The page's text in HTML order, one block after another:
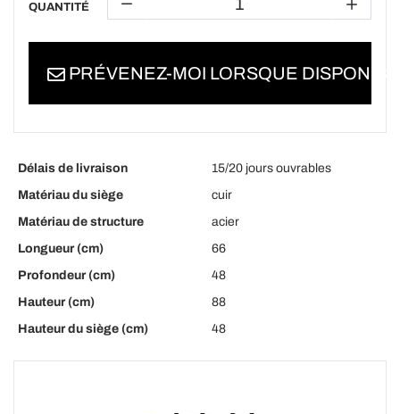
QUANTITÉ
PRÉVENEZ-MOI LORSQUE
Délais de livraison
15/20 jours ouvrables
Matériau du siège
cuir
Matériau de structure
acier
Longueur (cm)
66
Profondeur (cm)
48
Hauteur (cm)
88
Hauteur du siège (cm)
48